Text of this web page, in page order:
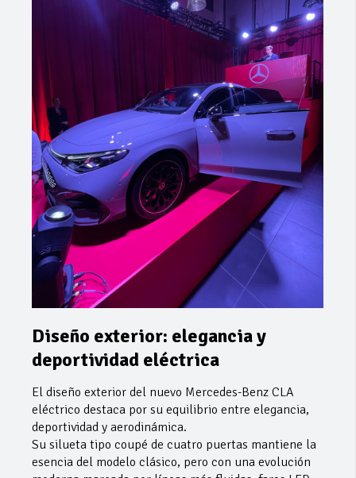
Diseño exterior: elegancia y
deportividad eléctrica
El diseño exterior del nuevo Mercedes-Benz CLA
eléctrico destaca por su equilibrio entre elegancia,
deportividad y aerodinámica.
Su silueta tipo coupé de cuatro puertas mantiene la
esencia del modelo clásico, pero con una evolución